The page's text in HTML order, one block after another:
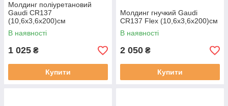
Молдинг поліуретановий
Gaudi CR137
(10,6х3,6x200)см
В наявності
1 025 ₴
Купити
Молдинг гнучкий Gaudi
CR137 Flex (10,6х3,6x200)см
В наявності
2 050 ₴
Купити